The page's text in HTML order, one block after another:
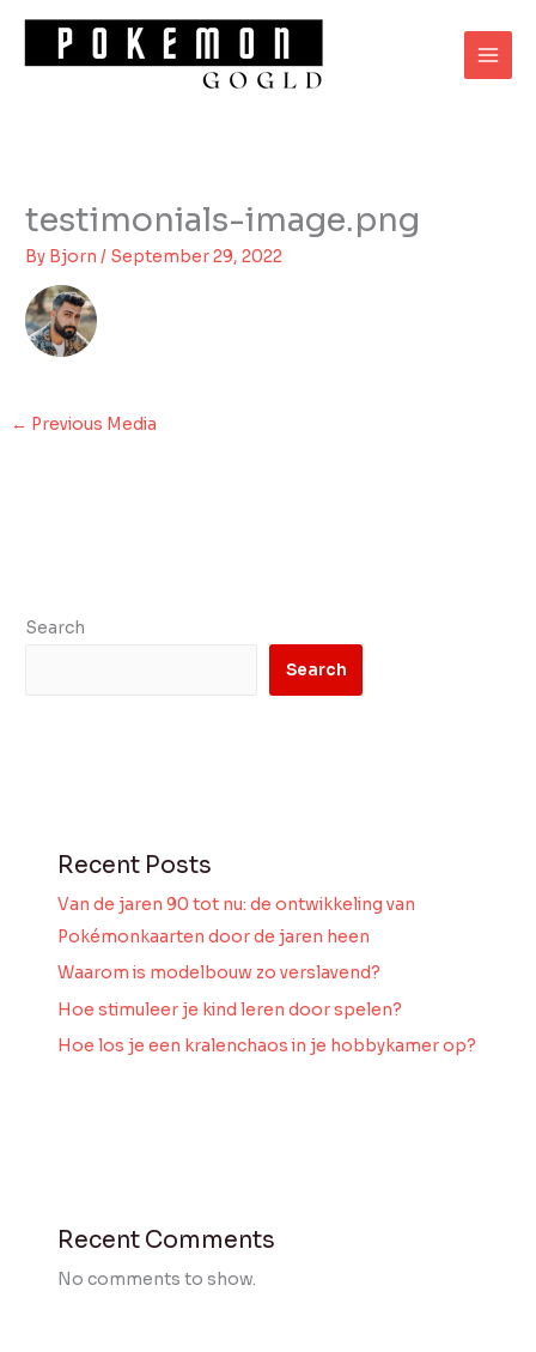
content
testimonials-image.png
By Bjorn/ September 29, 2022
← Previous Media
Search
Search
Recent Posts
Van de jaren 90 tot nu: de ontwikkeling van
Pokémonkaarten door de jaren heen
Waarom is modelbouw zo verslavend?
Hoe stimuleer je kind leren door spelen?
Hoe los je een kralenchaos in je hobbykamer op?
Recent Comments
No comments to show.